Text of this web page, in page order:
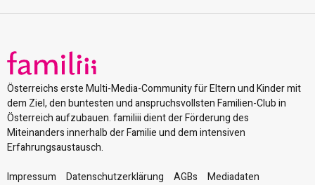
Österreichs erste Multi-Media-Community für Eltern und Kinder mit
dem Ziel, den buntesten und anspruchsvollsten Familien-Club in
Österreich aufzubauen. familiii dient der Förderung des
Miteinanders innerhalb der Familie und dem intensiven
Erfahrungsaustausch.
Impressum
Datenschutzerklärung AGBs Mediadaten